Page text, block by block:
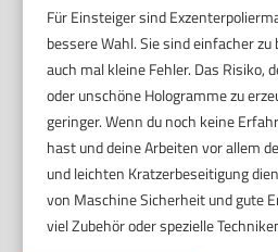
Für Einsteiger sind
bessere Wahl. Sie sind einfacher
auch mal kleine Fehler. Das Risiko,
oder unschöne Hologramme zu
geringer. Wenn du noch keine
hast und deine Arbeiten vor allem
und leichten Kratzerbeseitigung
von Maschine Sicherheit und gute
viel Zubehör oder spezielle